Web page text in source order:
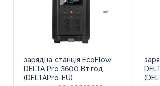
зарядна станція EcoFlow
DELTA Pro 3600 Вт·год
(DELTAPro-EU)